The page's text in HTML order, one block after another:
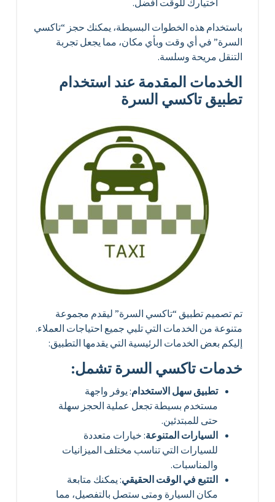
باستخدام هذه الخطوات البسيطة، يمكنك حجز “تاكسي
السرة” في أي وقت وبأي مكان، مما يجعل تجربة
التنقل مريحة وسلسة.
الخدمات المقدمة عند استخدام
تطبيق تاكسي السرة
تم تصميم تطبيق “تاكسي السرة” ليقدم مجموعة
متنوعة من الخدمات التي تلبي جميع احتياجات العملاء.
إليكم بعض الخدمات الرئيسية التي يقدمها التطبيق:
خدمات تاكسي السرة تشمل:
تطبيق سهل الاستخدام: يوفر واجهة
مستخدم بسيطة تجعل عملية الحجز سهلة
حتى للمبتدئين.
السيارات المتنوعة: خيارات متعددة
للسيارات التي تناسب مختلف الميزانيات
والمناسبات.
التتبع في الوقت الحقيقي: يمكنك متابعة
مكان السيارة ومتى ستصل بالتفصيل، مما